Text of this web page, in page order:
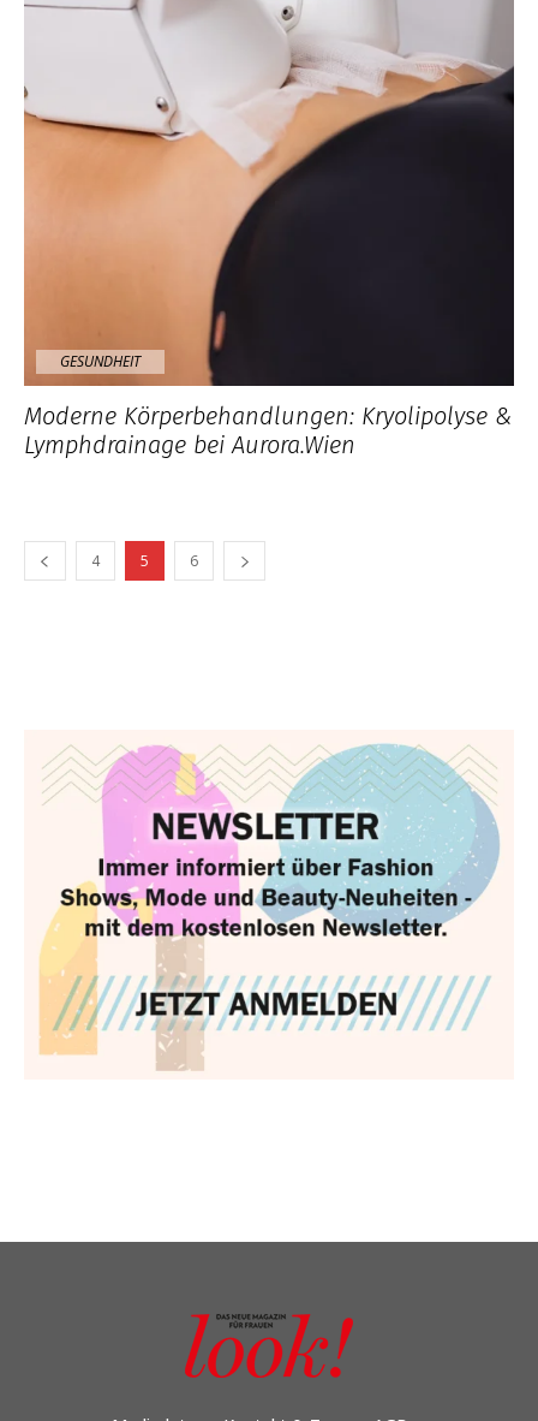
GESUNDHEIT
Moderne Körperbehandlungen: Kryolipolyse &
Lymphdrainage bei Aurora.Wien
4 5 6